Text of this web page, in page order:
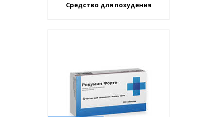
Средство для похудения